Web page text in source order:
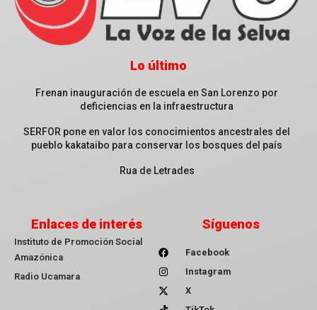
Lo último
Frenan inauguración de escuela en San Lorenzo por
deficiencias en la infraestructura
SERFOR pone en valor los conocimientos ancestrales del
pueblo kakataibo para conservar los bosques del país
Rua de Letrades
Enlaces de interés
Instituto de Promoción Social
Amazónica
Radio Ucamara
Síguenos
Facebook
Instagram
X